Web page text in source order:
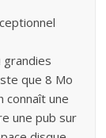
grandies
que 8 Mo
connaît une
une pub sur